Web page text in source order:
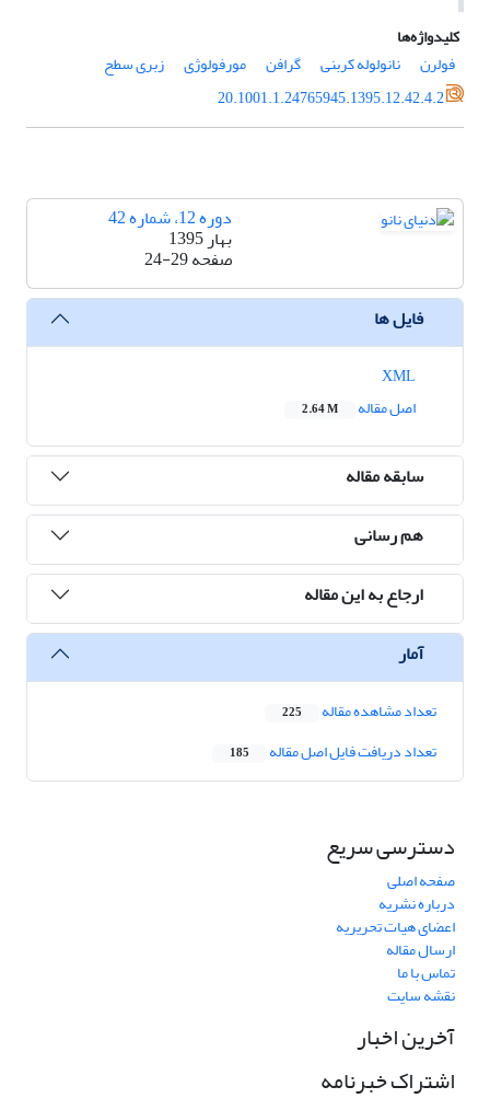
کلیدواژه‌ها
فولرن
نانولوله کربنی گرافن مورفولوژی
زبری سطح
20.1001.1.24765945.1395.12.42.4.2
دوره 12، شماره 42
بهار 1395
صفحه24-29
فایل ها
اصل مقاله
2.64 M
سابقه مقاله
هم رسانی
ارجاع به این مقاله
آمار
تعداد مشاهده مقاله 225
تعداد دریافت فایل اصل مقاله 185
دسترسی سریع
صفحه اصلی
درباره نشریه
اعضای هیات تحریریه
ارسال مقاله
تماس با ما
نقشه سایت
آخرین اخبار
اشتراک خبرنامه